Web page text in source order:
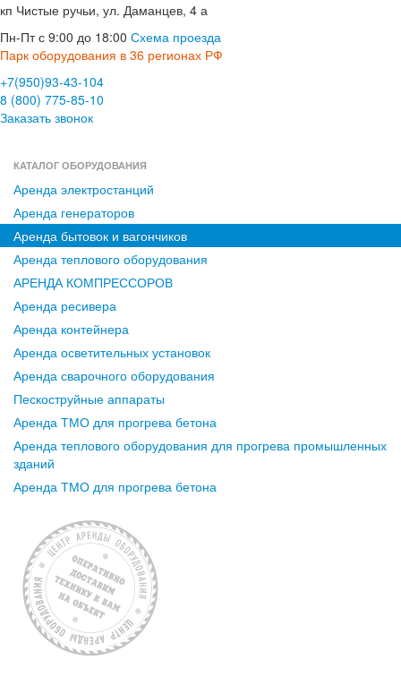
кп Чистые ручьи, ул. Даманцев, 4 а
Пн-Пт с 9:00 до 18:00 Схема проезда
Парк оборудования в 36 регионах РФ
+7(950)93-43-104
8 (800) 775-85-10
Заказать звонок
КАТАЛОГ ОБОРУДОВАНИЯ
Аренда электростанций
Аренда генераторов
Аренда бытовок и вагончиков
Аренда теплового оборудования
АРЕНДА КОМПРЕССОРОВ
Аренда ресивера
Аренда контейнера
Аренда осветительных установок
Аренда сварочного оборудования
Пескоструйные аппараты
Аренда ТМО для прогрева бетона
Аренда теплового оборудования для прогрева промышленных
зданий
Аренда ТМО для прогрева бетона